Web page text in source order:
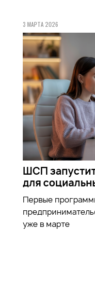
3 МАРТА 2026
ШСП
для
Первые
уже в марте